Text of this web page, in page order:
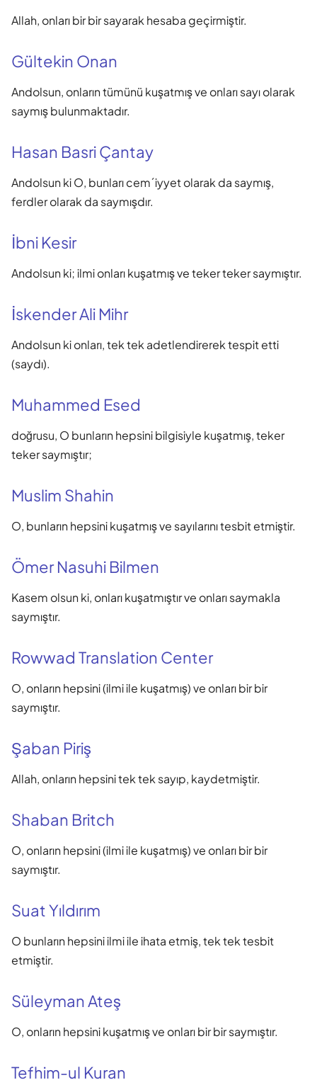
Allah, onları bir bir sayarak hesaba geçirmiştir.
Gültekin Onan
Andolsun, onların tümünü kuşatmış ve onları sayı olarak
saymış bulunmaktadır.
Hasan Basri Çantay
Andolsun ki O, bunları cem´iyyet olarak da saymış,
ferdler olarak da saymışdır.
İbni Kesir
Andolsun ki; ilmi onları kuşatmış ve teker teker saymıştır.
İskender Ali Mihr
Andolsun ki onları, tek tek adetlendirerek tespit etti
(saydı).
Muhammed Esed
doğrusu, O bunların hepsini bilgisiyle kuşatmış, teker
teker saymıştır;
Muslim Shahin
O, bunların hepsini kuşatmış ve sayılarını tesbit etmiştir.
Ömer Nasuhi Bilmen
Kasem olsun ki, onları kuşatmıştır ve onları saymakla
saymıştır.
Rowwad Translation Center
O, onların hepsini (ilmi ile kuşatmış) ve onları bir bir
saymıştır.
Şaban Piriş
Allah, onların hepsini tek tek sayıp, kaydetmiştir.
Shaban Britch
O, onların hepsini (ilmi ile kuşatmış) ve onları bir bir
saymıştır.
Suat Yıldırım
O bunların hepsini ilmi ile ihata etmiş, tek tek tesbit
etmiştir.
Süleyman Ateş
O, onların hepsini kuşatmış ve onları bir bir saymıştır.
Tefhim-ul Kuran